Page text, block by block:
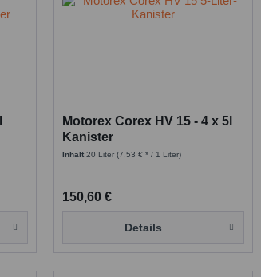
Motorex Corex HV 15 - 4 x 5l
Kanister
Inhalt20 Liter(7,53 € * / 1 Liter)
150,60 €
Details